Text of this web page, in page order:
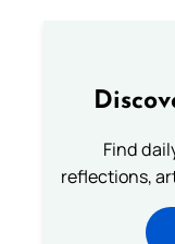
Find
reflections,